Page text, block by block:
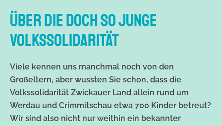
ÜBER DIE DOCH SO JUNGE
VOLKSSOLIDARITÄT
Viele kennen uns manchmal noch von den
Großeltern, aber wussten Sie schon, dass die
Volkssolidarität Zwickauer Land allein rund um
Werdau und Crimmitschau etwa 700 Kinder betreut?
Wir sind also nicht nur weithin ein bekannter